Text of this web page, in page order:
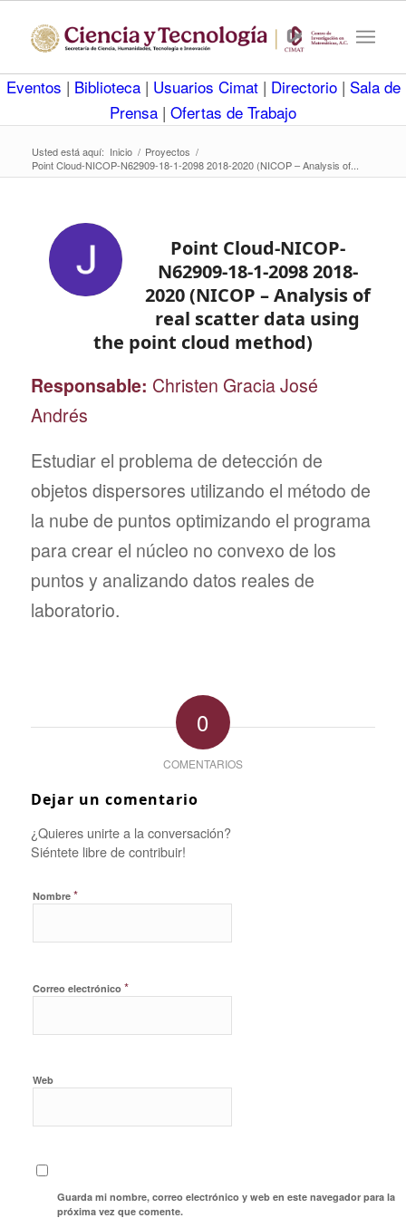
Eventos | Biblioteca | Usuarios Cimat | Directorio | Sala de
Prensa | Ofertas de Trabajo
Usted está aquí: Inicio / Proyectos /
Point Cloud-NICOP-N62909-18-1-2098 2018-2020 (NICOP – Analysis of...
Point Cloud-NICOP-
N62909-18-1-2098 2018-
2020 (NICOP – Analysis of
real scatter data using
the point cloud method)
Responsable: Christen Gracia José
Andrés
Estudiar el problema de detección de
objetos dispersores utilizando el método de
la nube de puntos optimizando el programa
para crear el núcleo no convexo de los
puntos y analizando datos reales de
laboratorio.
0
COMENTARIOS
Dejar un comentario
¿Quieres unirte a la conversación?
Siéntete libre de contribuir!
Nombre *
Correo electrónico *
Web
Guarda mi nombre, correo electrónico y web en este navegador para la
próxima vez que comente.